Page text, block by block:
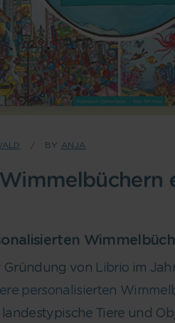
BY ANJA
Gründung von Librio im
personalisierten
Tiere und